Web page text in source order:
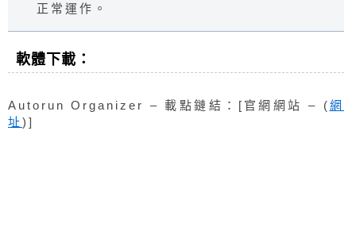
正常運作。
軟體下載：
Autorun Organizer – 載點鏈結：[官網網站 – (網
址)]